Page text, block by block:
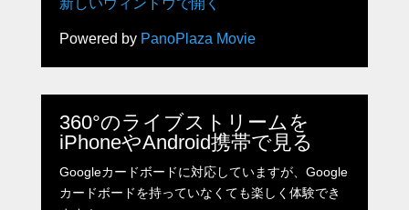
新しいウィンドウで開く
Powered by PanoPlaza Movie
360°のライブストリームを
iPhoneやAndroid携帯で見る
Googleカードボードに対応していますが、Google
カードボードを持っていなくても楽しく体験でき